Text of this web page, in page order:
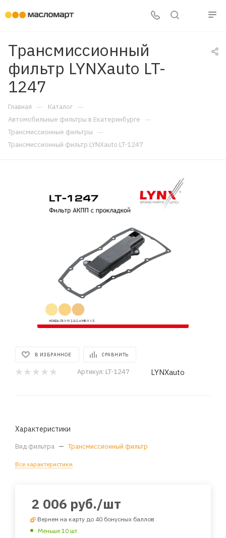
Трансмиссионный
фильтр LYNXauto LT-
1247
Главная — Каталог —
Автомобильные фильтры в Екатеринбурге —
Трансмиссионные фильтры —
Трансмиссионный фильтр LYNXauto LT-1247
В ИЗБРАННОЕ СРАВНИТЬ
Артикул: LT-1247 LYNXauto
Характеристики
Вид фильтра — Трансмиссионный фильтр
Все характеристики
2 006 руб./шт
Вернем на карту до 40 бонусных баллов
Меньше 10 шт